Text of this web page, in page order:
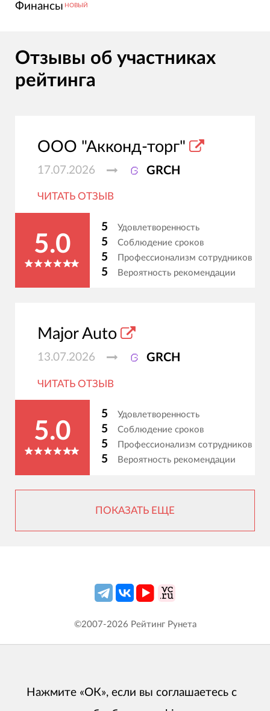
Финансы НОВЫЙ
Отзывы об участниках
рейтинга
ООО "Акконд-торг"
17.07.2026 GRCH
ЧИТАТЬ ОТЗЫВ
5.0
5 Удовлетворенность
5 Соблюдение сроков
5 Профессионализм сотрудников
5 Вероятность рекомендации
Major Auto
13.07.2026 GRCH
ЧИТАТЬ ОТЗЫВ
5.0
5 Удовлетворенность
5 Соблюдение сроков
5 Профессионализм сотрудников
5 Вероятность рекомендации
ПОКАЗАТЬ ЕЩЕ
©2007-2026 Рейтинг Рунета
Нажмите «ОК», если вы соглашаетесь с